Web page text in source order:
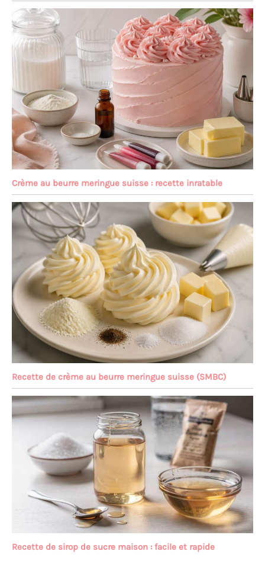
Crème au beurre meringue suisse : recette inratable
Recette de crème au beurre meringue suisse (SMBC)
Recette de sirop de sucre maison : facile et rapide